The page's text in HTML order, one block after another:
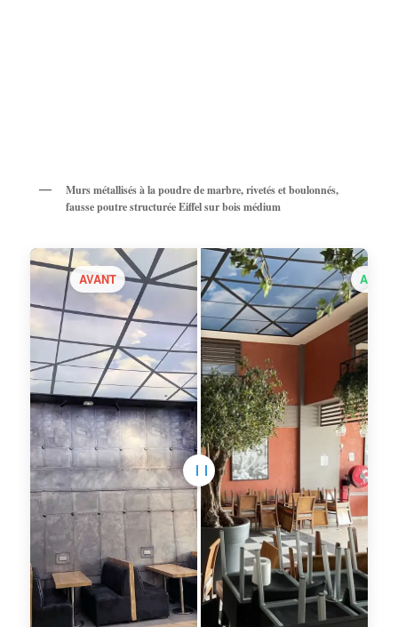
Murs métallisés à la poudre de marbre, rivetés et boulonnés,
fausse poutre structurée Eiffel sur bois médium
AVANT